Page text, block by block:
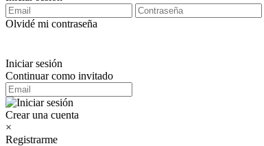
Olvidé mi contraseña
Iniciar sesión
Continuar como invitado
Crear una cuenta
×
Registrarme